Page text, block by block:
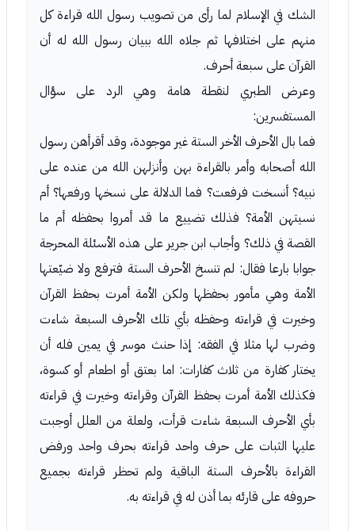
الشك في الإسلام لما رأى من تصويب رسول الله قراءة كل
منهم على اختلافها ثم جلاه الله ببيان رسول الله له أن
القرآن على سبعة أحرف.
وعرض الطبري لنقطة هامة وهي الرد على سؤال
المستفسرين:
فما بال الأحرف الأخر الستة غير موجودة، وقد أقرأهن رسول
الله أصحابه وأمر بالقراءة بهن وأنزلهن الله من عنده على
نبيه؟ أنسخت فرفعت؟ فما الدلالة على نسخها ورفعها؟ أم
نسيتهن الأمة؟ فذلك تضييع ما قد أمروا بحفظه أم ما
القصة في ذلك؟ وأجاب ابن جرير على هذه الأسئلة المحرجة
جوابا بارعا فقال: لم تنسخ الأحرف الستة فترفع ولا ضيّعتها
الأمة وهي مأمور بحفظها ولكن الأمة أمرت بحفظ القرآن
وخيرت في قراءته وحفظه بأي تلك الأحرف السبعة شاءت
وضرب لها مثلا في الفقه: إذا حنث موسر في يمين فله أن
يختار كفارة من ثلاث كفارات: اما بعتق أو اطعام أو كسوة،
فكذلك الأمة أمرت بحفظ القرآن وقراءته وخيرت في قراءته
بأي الأحرف السبعة شاءت قرأت، ولعلة من العلل أوجبت
عليها الثبات على حرف واحد قراءته بحرف واحد ورفض
القراءة بالأحرف الستة الباقية ولم تحظر قراءته بجميع
حروفه على قارئه بما أذن له في قراءته به.